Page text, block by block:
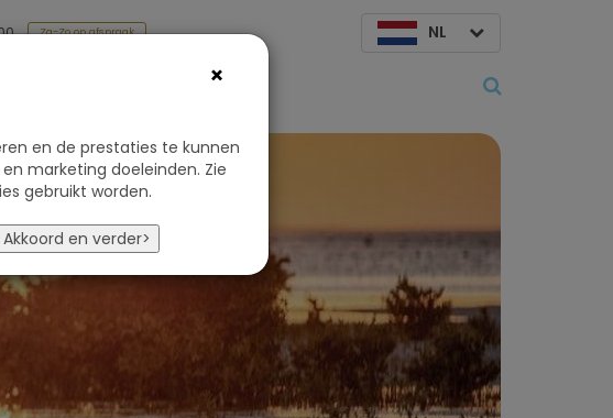
Za-Zo op afspraak NL
Over ons
×
en de prestaties te kunnen
marketing doeleinden. Zie
gebruikt worden.
en verder>